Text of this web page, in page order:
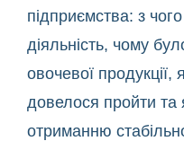
підприємства: з
діяльність, чому
овочевої продукції,
довелося пройти та
отриманню